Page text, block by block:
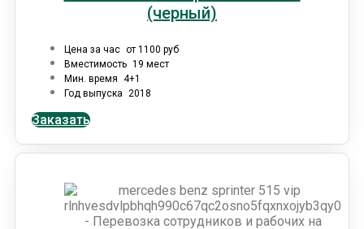
(черный)
Цена за час от 1100 руб
Вместимость 19 мест
Мин. время 4+1
Год выпуска 2018
Заказать